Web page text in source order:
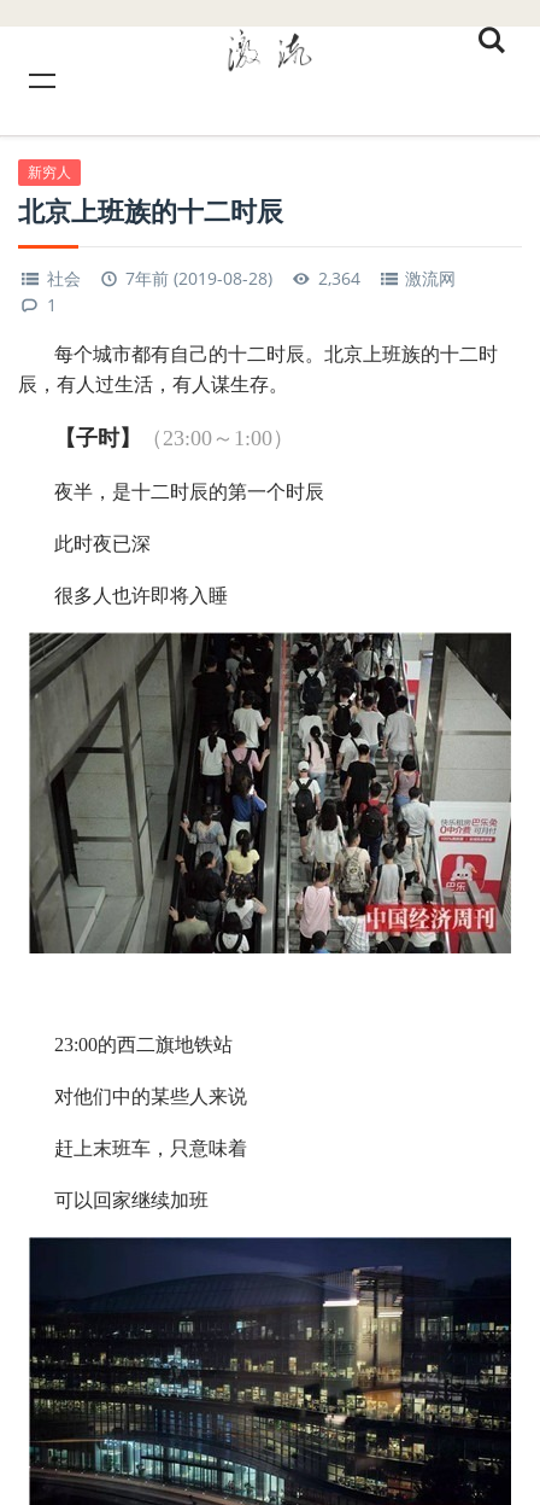
新穷人
北京上班族的十二时辰
社会 7年前 (2019-08-28) 2,364
激流网
1
每个城市都有自己的十二时辰。北京上班族的十二时
辰，有人过生活，有人谋生存。
【子时】 （23:00～1:00）
夜半，是十二时辰的第一个时辰
此时夜已深
很多人也许即将入睡
23:00的西二旗地铁站
对他们中的某些人来说
赶上末班车，只意味着
可以回家继续加班